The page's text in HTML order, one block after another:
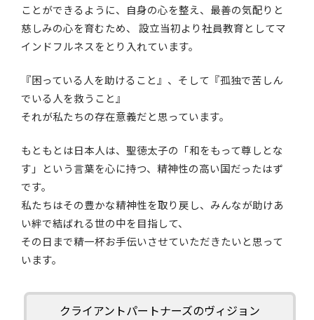
ことができるように、自身の心を整え、最善の気配りと
慈しみの心を育むため、 設立当初より社員教育としてマ
インドフルネスをとり入れています。
『困っている人を助けること』、そして『孤独で苦しん
でいる人を救うこと』
それが私たちの存在意義だと思っています。
もともとは日本人は、聖徳太子の「和をもって尊しとな
す」という言葉を心に持つ、精神性の高い国だったはず
です。
私たちはその豊かな精神性を取り戻し、みんなが助けあ
い絆で結ばれる世の中を目指して、
その日まで精一杯お手伝いさせていただきたいと思って
います。
クライアントパートナーズのヴィジョン